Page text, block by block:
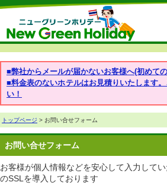
■弊社からメールが届かないお客様へ(初めて
■料金表のないホテルはお見積りいたします
い！
トップページ > お問い合せフォーム
お問い合せフォーム
お客様が個人情報などを安心して入力して
のSSLを導入しております